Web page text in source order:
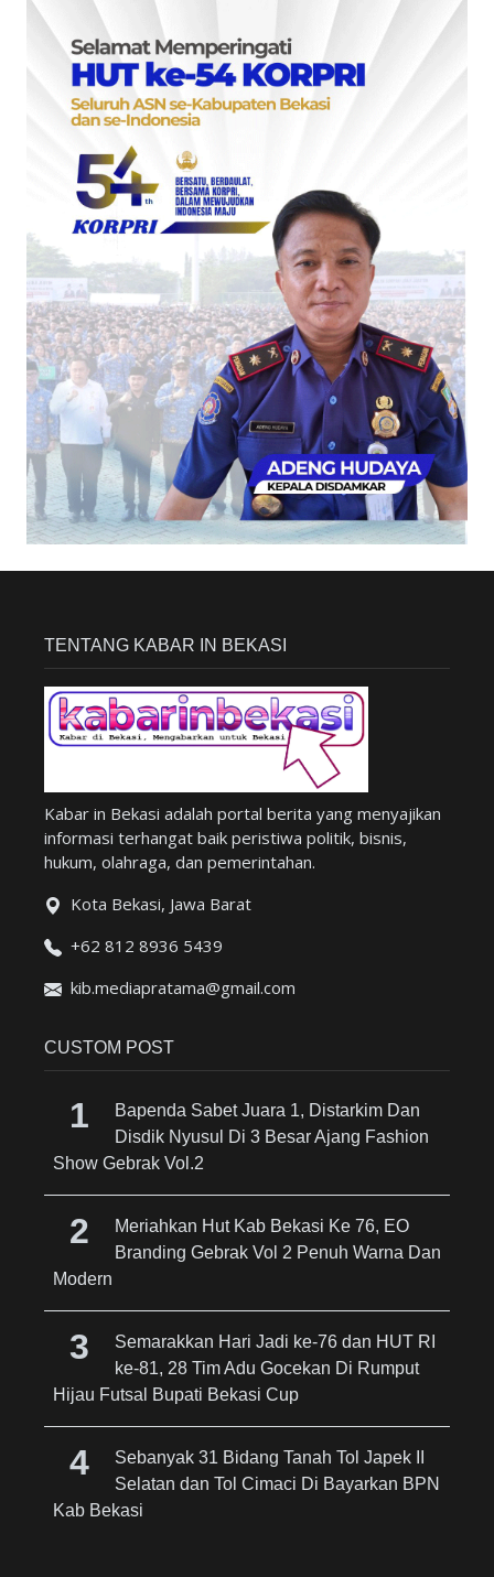
TENTANG KABAR IN BEKASI
Kabar in Bekasi adalah portal berita yang menyajikan
informasi terhangat baik peristiwa politik, bisnis,
hukum, olahraga, dan pemerintahan.
Kota Bekasi, Jawa Barat
+62 812 8936 5439
kib.mediapratama@gmail.com
CUSTOM POST
Bapenda Sabet Juara 1, Distarkim Dan
Disdik Nyusul Di 3 Besar Ajang Fashion
Show Gebrak Vol.2
Meriahkan Hut Kab Bekasi Ke 76, EO
Branding Gebrak Vol 2 Penuh Warna Dan
Modern
Semarakkan Hari Jadi ke-76 dan HUT RI
ke-81, 28 Tim Adu Gocekan Di Rumput
Hijau Futsal Bupati Bekasi Cup
Sebanyak 31 Bidang Tanah Tol Japek II
Selatan dan Tol Cimaci Di Bayarkan BPN
Kab Bekasi